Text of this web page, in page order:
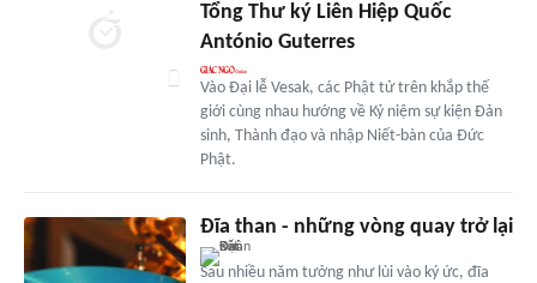
Tổng Thư ký Liên Hiệp Quốc
António Guterres
Vào Đại lễ Vesak, các Phật tử trên khắp thế
giới cùng nhau hướng về Kỷ niệm sự kiện Đản
sinh, Thành đạo và nhập Niết-bàn của Đức
Phật.
Đĩa than - những vòng quay trở lại
Sau nhiều năm tưởng như lùi vào ký ức, đĩa